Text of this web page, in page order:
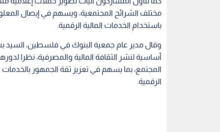
مختلف الشرائح المجتمعية، ويسهم في إيصال
باستخدام الخدمات المالية الرقمية.
وقال مدير عام جمعية البنوك في فلسطين، السيد
أساسية لنشر الثقافة المالية والمصرفية، نظرا
المجتمع، بما يسهم في تعزيز ثقة الجمهور
الرقمية.